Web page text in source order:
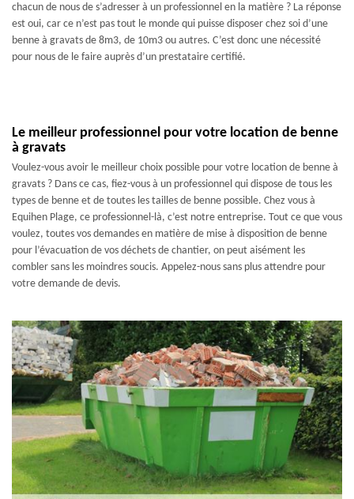
chacun de nous de s’adresser à un professionnel en la matière ? La réponse
est oui, car ce n’est pas tout le monde qui puisse disposer chez soi d’une
benne à gravats de 8m3, de 10m3 ou autres. C’est donc une nécessité
pour nous de le faire auprès d’un prestataire certifié.
Le meilleur professionnel pour votre location de benne
à gravats
Voulez-vous avoir le meilleur choix possible pour votre location de benne à
gravats ? Dans ce cas, fiez-vous à un professionnel qui dispose de tous les
types de benne et de toutes les tailles de benne possible. Chez vous à
Equihen Plage, ce professionnel-là, c’est notre entreprise. Tout ce que vous
voulez, toutes vos demandes en matière de mise à disposition de benne
pour l’évacuation de vos déchets de chantier, on peut aisément les
combler sans les moindres soucis. Appelez-nous sans plus attendre pour
votre demande de devis.